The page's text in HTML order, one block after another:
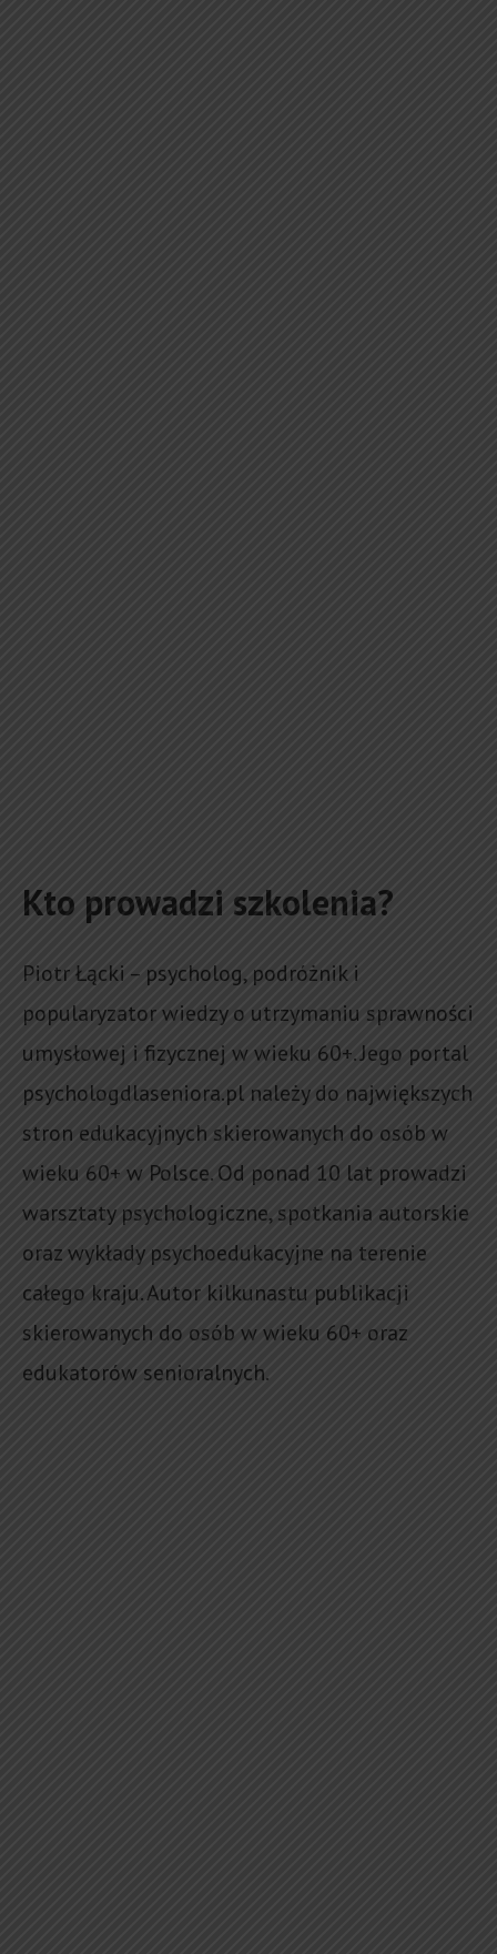
Kto prowadzi szkolenia?
Piotr Łącki – psycholog, podróżnik i
popularyzator wiedzy o utrzymaniu sprawności
umysłowej i fizycznej w wieku 60+. Jego portal
psychologdlaseniora.pl należy do największych
stron edukacyjnych skierowanych do osób w
wieku 60+ w Polsce. Od ponad 10 lat prowadzi
warsztaty psychologiczne, spotkania autorskie
oraz wykłady psychoedukacyjne na terenie
całego kraju. Autor kilkunastu publikacji
skierowanych do osób w wieku 60+ oraz
edukatorów senioralnych.